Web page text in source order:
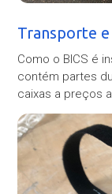
Transporte
Como o BICS é
contém partes
caixas a preços